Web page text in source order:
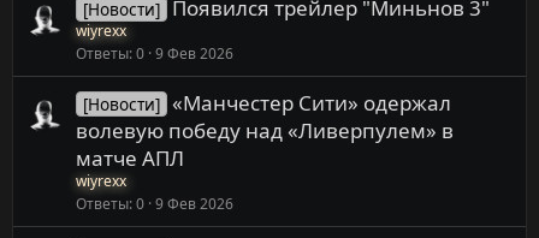
[Новости] Появился трейлер "Миньнов 3"
wiyrexx
Ответы 0 9 Фев 2026
[Новости] «Манчестер Сити» одержал
волевую победу над «Ливерпулем» в
матче АПЛ
wiyrexx
Ответы 0 9 Фев 2026